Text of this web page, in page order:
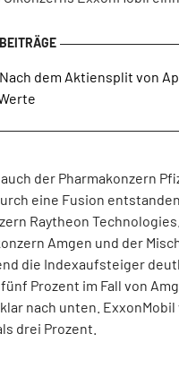
dem Aktiensplit von
der Pharmakonzern
eine Fusion
Raytheon
Amgen und der
die Indexaufsteiger
Prozent im Fall von
nach unten. ExxonMobil
drei Prozent.